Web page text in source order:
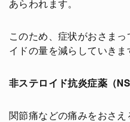
あらわれます。
このため、症状がおさま
イドの量を減らしていきま
非ステロイド抗炎症薬（
関節痛などの痛みをおさえ